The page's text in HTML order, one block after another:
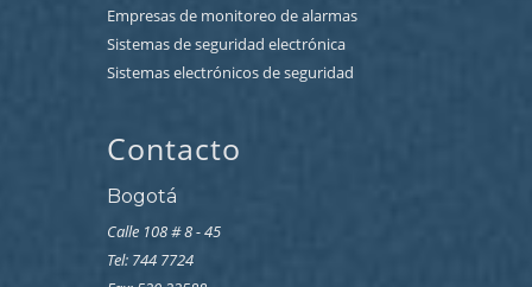
Empresas de monitoreo de alarmas
Sistemas de seguridad electrónica
Sistemas electrónicos de seguridad
Contacto
Bogotá
Calle 108 # 8 - 45
Tel: 744 7724